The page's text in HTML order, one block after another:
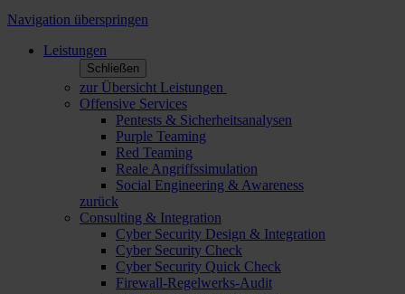
Navigation überspringen
Leistungen
Schließen
zur Übersicht Leistungen
Offensive Services
Pentests & Sicherheitsanalysen
Purple Teaming
Red Teaming
Reale Angriffssimulation
Social Engineering & Awareness
zurück
Consulting & Integration
Cyber Security Design & Integration
Cyber Security Check
Cyber Security Quick Check
Firewall-Regelwerks-Audit